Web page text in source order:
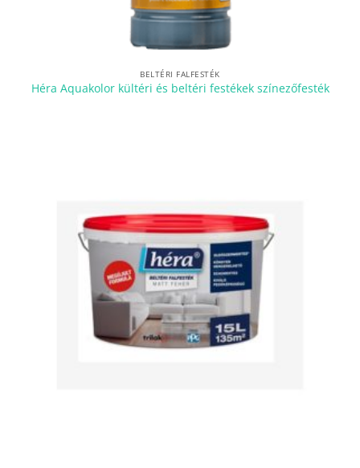
BELTÉRI FALFESTÉK
Héra Aquakolor kültéri és beltéri festékek színezőfesték